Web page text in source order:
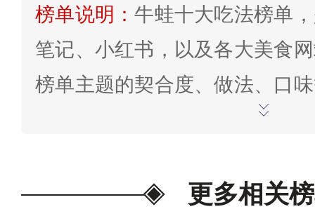
榜单说明：牛蛙十大吃法榜单
笔记、小红书，以及各大美食
榜单主题的契合度、做法、口
网相关排行/榜单进行总结。
更多相关